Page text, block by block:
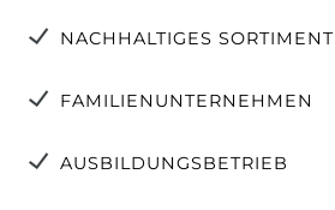
NACHHALTIGES SORTIMENT
FAMILIENUNTERNEHMEN
AUSBILDUNGSBETRIEB